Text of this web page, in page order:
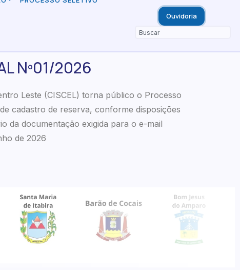
Ouvidoria
Nº01/2026
Leste (CISCEL) torna público o Processo
cadastro de reserva, conforme disposições
da documentação exigida para o e-mail
de 2026